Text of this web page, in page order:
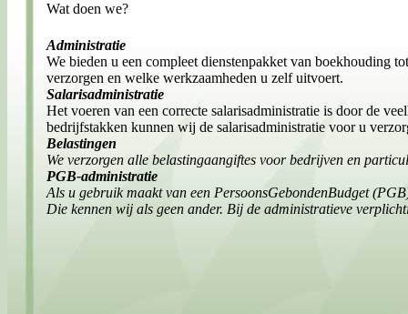
Wat doen we?
Administratie
We bieden u een compleet dienstenpakket van boekhouding
verzorgen en welke werkzaamheden u zelf uitvoert.
Salarisadministratie
Het voeren van een correcte salarisadministratie is door de
bedrijfstakken kunnen wij de salarisadministratie voor u
Belastingen
We verzorgen alle belastingaangiftes voor bedrijven en
PGB-administratie
Als u gebruik maakt van een PersoonsGebondenBudget
Die kennen wij als geen ander. Bij de administratieve